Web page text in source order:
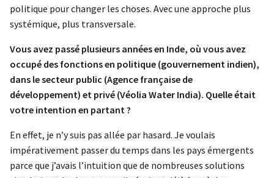
politique pour changer les choses. Avec une approche plus
systémique, plus transversale.
Vous avez passé plusieurs années en Inde, où vous avez
occupé des fonctions en politique (gouvernement indien),
dans le secteur public (Agence française de
développement) et privé (Véolia Water India). Quelle était
votre intention en partant ?
En effet, je n’y suis pas allée par hasard. Je voulais
impérativement passer du temps dans les pays émergents
parce que j’avais l’intuition que de nombreuses solutions